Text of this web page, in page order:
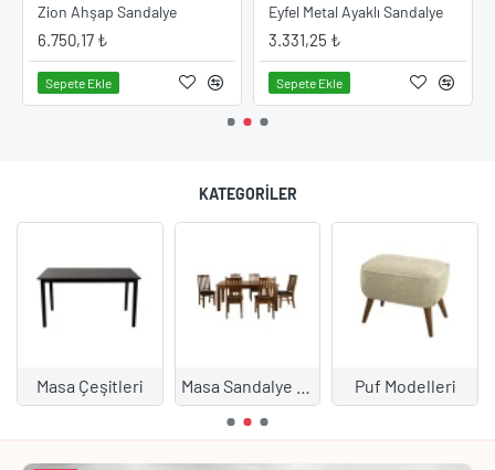
Zion Ahşap Sandalye
6.750,17 ₺
Sepete Ekle
Eyfel Metal Ayaklı Sandalye
3.331,25 ₺
Sepete Ekle
KATEGORILER
Masa Çeşitleri Puf Modelleri